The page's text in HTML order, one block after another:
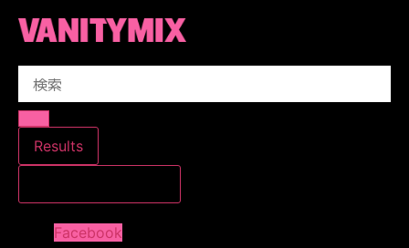
Results
Facebook